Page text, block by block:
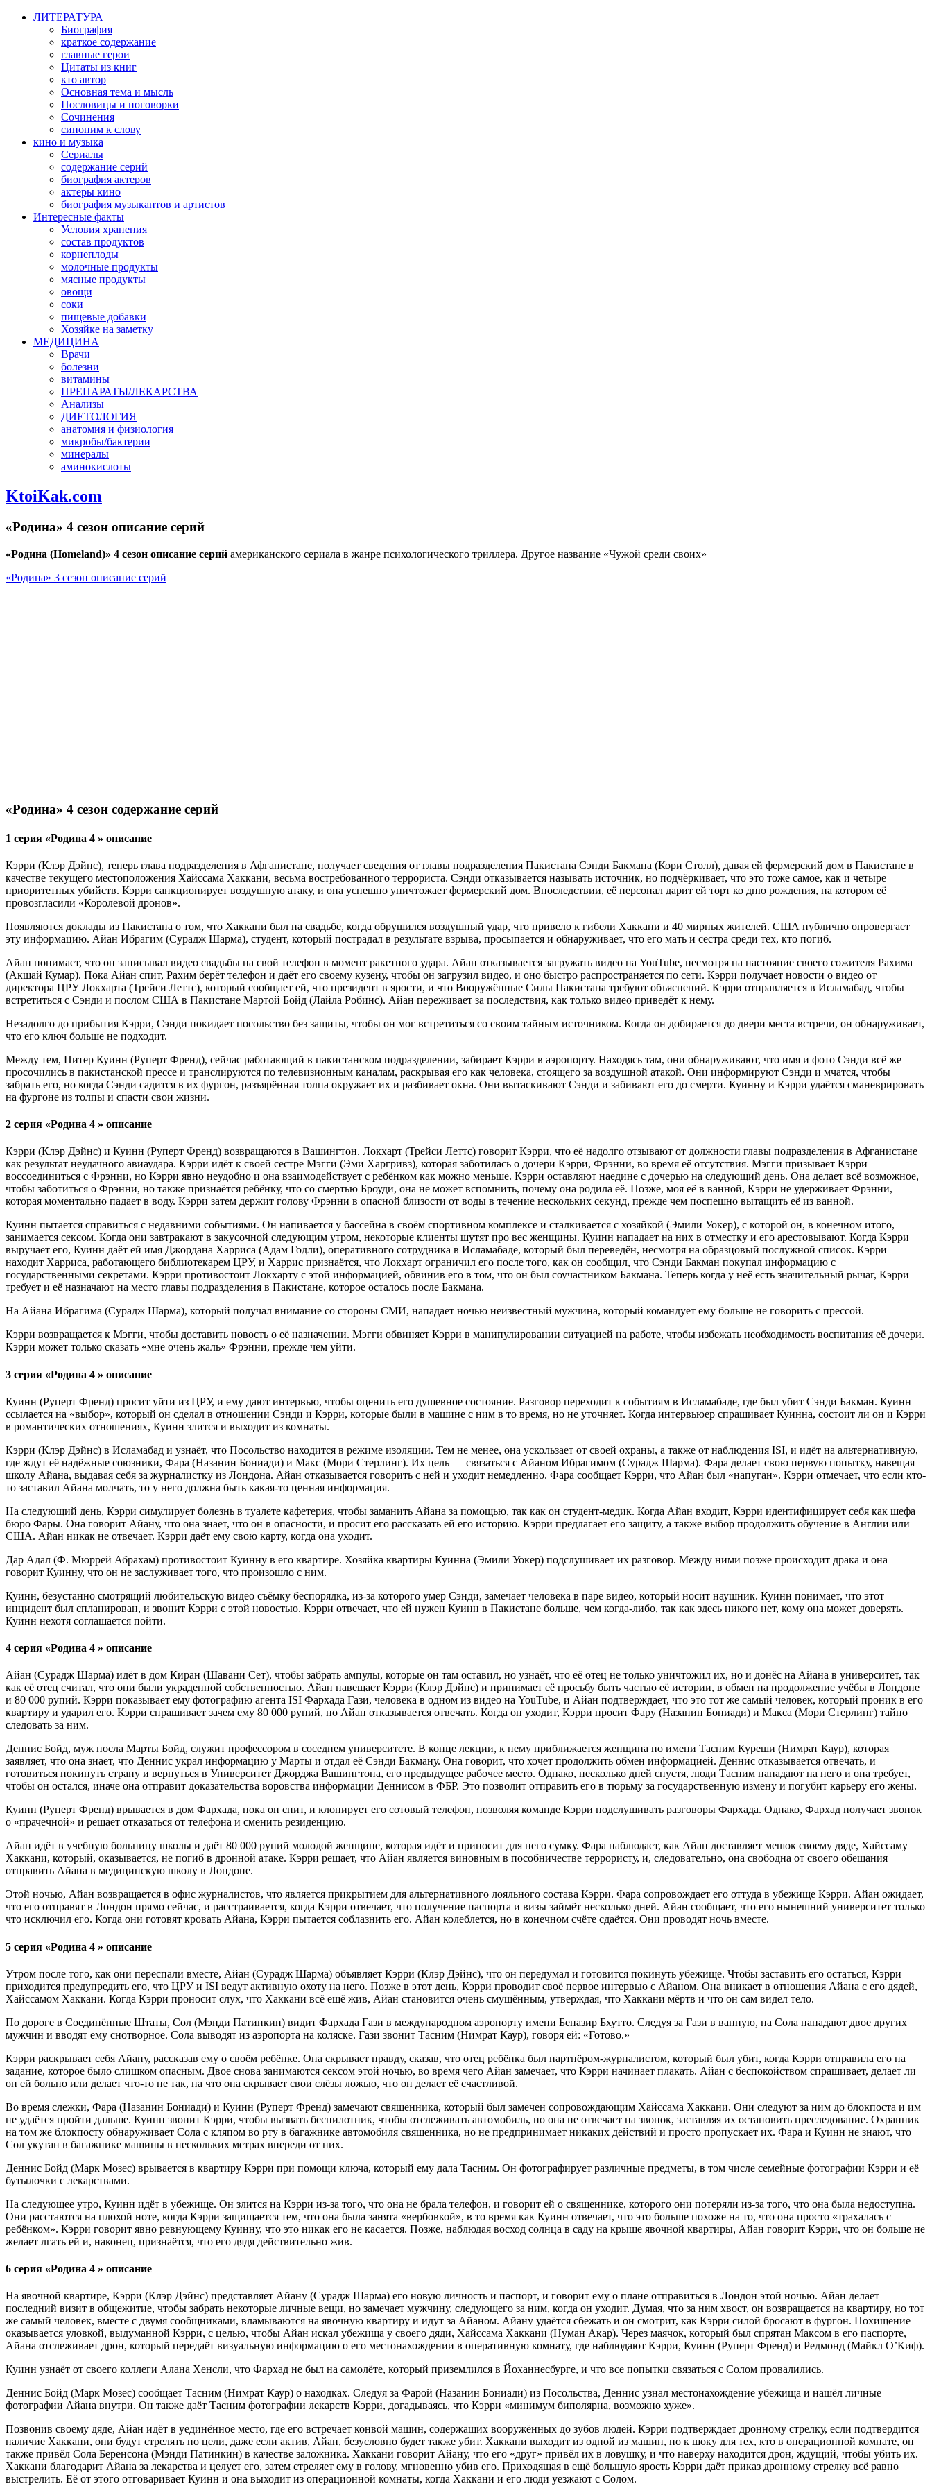
ЛИТЕРАТУРА
Биография
краткое содержание
главные герои
Цитаты из книг
кто автор
Основная тема и мысль
Пословицы и поговорки
Сочинения
синоним к слову
кино и музыка
Сериалы
содержание серий
биография актеров
актеры кино
биография музыкантов и артистов
Интересные факты
Условия хранения
состав продуктов
корнеплоды
молочные продукты
мясные продукты
овощи
соки
пищевые добавки
Хозяйке на заметку
МЕДИЦИНА
Врачи
болезни
витамины
ПРЕПАРАТЫ/ЛЕКАРСТВА
Анализы
ДИЕТОЛОГИЯ
анатомия и физиология
микробы/бактерии
минералы
аминокислоты
KtoiKak.com
«Родина» 4 сезон описание серий
«Родина (Homeland)» 4 сезон описание серий американского сериала в жанре психологического триллера. Другое название «Чужой среди своих»
«Родина» 3 сезон описание серий
«Родина» 4 сезон содержание серий
1 серия «Родина 4 » описание
Кэрри (Клэр Дэйнс), теперь глава подразделения в Афганистане, получает сведения от главы подразделения Пакистана Сэнди Бакмана (Кори Столл), давая ей фермерский дом в Пакистане в
качестве текущего местоположения Хайссама Хаккани, весьма востребованного террориста. Сэнди отказывается называть источник, но подчёркивает, что это тоже самое, как и четыре
приоритетных убийств. Кэрри санкционирует воздушную атаку, и она успешно уничтожает фермерский дом. Впоследствии, её персонал дарит ей торт ко дню рождения, на котором её
провозгласили «Королевой дронов».
Появляются доклады из Пакистана о том, что Хаккани был на свадьбе, когда обрушился воздушный удар, что привело к гибели Хаккани и 40 мирных жителей. США публично опровергает
эту информацию. Айан Ибрагим (Сурадж Шарма), студент, который пострадал в результате взрыва, просыпается и обнаруживает, что его мать и сестра среди тех, кто погиб.
Айан понимает, что он записывал видео свадьбы на свой телефон в момент ракетного удара. Айан отказывается загружать видео на YouTube, несмотря на настояние своего сожителя Рахима
(Акшай Кумар). Пока Айан спит, Рахим берёт телефон и даёт его своему кузену, чтобы он загрузил видео, и оно быстро распространяется по сети. Кэрри получает новости о видео от
директора ЦРУ Локхарта (Трейси Леттс), который сообщает ей, что президент в ярости, и что Вооружённые Силы Пакистана требуют объяснений. Кэрри отправляется в Исламабад, чтобы
встретиться с Сэнди и послом США в Пакистане Мартой Бойд (Лайла Робинс). Айан переживает за последствия, как только видео приведёт к нему.
Незадолго до прибытия Кэрри, Сэнди покидает посольство без защиты, чтобы он мог встретиться со своим тайным источником. Когда он добирается до двери места встречи, он обнаруживает,
что его ключ больше не подходит.
Между тем, Питер Куинн (Руперт Френд), сейчас работающий в пакистанском подразделении, забирает Кэрри в аэропорту. Находясь там, они обнаруживают, что имя и фото Сэнди всё же
просочились в пакистанской прессе и транслируются по телевизионным каналам, раскрывая его как человека, стоящего за воздушной атакой. Они информируют Сэнди и мчатся, чтобы
забрать его, но когда Сэнди садится в их фургон, разъярённая толпа окружает их и разбивает окна. Они вытаскивают Сэнди и забивают его до смерти. Куинну и Кэрри удаётся сманеврировать
на фургоне из толпы и спасти свои жизни.
2 серия «Родина 4 » описание
Кэрри (Клэр Дэйнс) и Куинн (Руперт Френд) возвращаются в Вашингтон. Локхарт (Трейси Леттс) говорит Кэрри, что её надолго отзывают от должности главы подразделения в Афганистане
как результат неудачного авиаудара. Кэрри идёт к своей сестре Мэгги (Эми Харгривз), которая заботилась о дочери Кэрри, Фрэнни, во время её отсутствия. Мэгги призывает Кэрри
воссоединиться с Фрэнни, но Кэрри явно неудобно и она взаимодействует с ребёнком как можно меньше. Кэрри оставляют наедине с дочерью на следующий день. Она делает всё возможное,
чтобы заботиться о Фрэнни, но также признаётся ребёнку, что со смертью Броуди, она не может вспомнить, почему она родила её. Позже, моя её в ванной, Кэрри не удерживает Фрэнни,
которая моментально падает в воду. Кэрри затем держит голову Фрэнни в опасной близости от воды в течение нескольких секунд, прежде чем поспешно вытащить её из ванной.
Куинн пытается справиться с недавними событиями. Он напивается у бассейна в своём спортивном комплексе и сталкивается с хозяйкой (Эмили Уокер), с которой он, в конечном итого,
занимается сексом. Когда они завтракают в закусочной следующим утром, некоторые клиенты шутят про вес женщины. Куинн нападает на них в отместку и его арестовывают. Когда Кэрри
выручает его, Куинн даёт ей имя Джордана Харриса (Адам Годли), оперативного сотрудника в Исламабаде, который был переведён, несмотря на образцовый послужной список. Кэрри
находит Харриса, работающего библиотекарем ЦРУ, и Харрис признаётся, что Локхарт ограничил его после того, как он сообщил, что Сэнди Бакман покупал информацию с
государственными секретами. Кэрри противостоит Локхарту с этой информацией, обвинив его в том, что он был соучастником Бакмана. Теперь когда у неё есть значительный рычаг, Кэрри
требует и её назначают на место главы подразделения в Пакистане, которое осталось после Бакмана.
На Айана Ибрагима (Сурадж Шарма), который получал внимание со стороны СМИ, нападает ночью неизвестный мужчина, который командует ему больше не говорить с прессой.
Кэрри возвращается к Мэгги, чтобы доставить новость о её назначении. Мэгги обвиняет Кэрри в манипулировании ситуацией на работе, чтобы избежать необходимость воспитания её дочери.
Кэрри может только сказать «мне очень жаль» Фрэнни, прежде чем уйти.
3 серия «Родина 4 » описание
Куинн (Руперт Френд) просит уйти из ЦРУ, и ему дают интервью, чтобы оценить его душевное состояние. Разговор переходит к событиям в Исламабаде, где был убит Сэнди Бакман. Куинн
ссылается на «выбор», который он сделал в отношении Сэнди и Кэрри, которые были в машине с ним в то время, но не уточняет. Когда интервьюер спрашивает Куинна, состоит ли он и Кэрри
в романтических отношениях, Куинн злится и выходит из комнаты.
Кэрри (Клэр Дэйнс) в Исламабад и узнаёт, что Посольство находится в режиме изоляции. Тем не менее, она ускользает от своей охраны, а также от наблюдения ISI, и идёт на альтернативную,
где ждут её надёжные союзники, Фара (Назанин Бониади) и Макс (Мори Стерлинг). Их цель — связаться с Айаном Ибрагимом (Сурадж Шарма). Фара делает свою первую попытку, навещая
школу Айана, выдавая себя за журналистку из Лондона. Айан отказывается говорить с ней и уходит немедленно. Фара сообщает Кэрри, что Айан был «напуган». Кэрри отмечает, что если кто-
то заставил Айана молчать, то у него должна быть какая-то ценная информация.
На следующий день, Кэрри симулирует болезнь в туалете кафетерия, чтобы заманить Айана за помощью, так как он студент-медик. Когда Айан входит, Кэрри идентифицирует себя как шефа
бюро Фары. Она говорит Айану, что она знает, что он в опасности, и просит его рассказать ей его историю. Кэрри предлагает его защиту, а также выбор продолжить обучение в Англии или
США. Айан никак не отвечает. Кэрри даёт ему свою карту, когда она уходит.
Дар Адал (Ф. Мюррей Абрахам) противостоит Куинну в его квартире. Хозяйка квартиры Куинна (Эмили Уокер) подслушивает их разговор. Между ними позже происходит драка и она
говорит Куинну, что он не заслуживает того, что произошло с ним.
Куинн, безустанно смотрящий любительскую видео съёмку беспорядка, из-за которого умер Сэнди, замечает человека в паре видео, который носит наушник. Куинн понимает, что этот
инцидент был спланирован, и звонит Кэрри с этой новостью. Кэрри отвечает, что ей нужен Куинн в Пакистане больше, чем когда-либо, так как здесь никого нет, кому она может доверять.
Куинн нехотя соглашается пойти.
4 серия «Родина 4 » описание
Айан (Сурадж Шарма) идёт в дом Киран (Шавани Сет), чтобы забрать ампулы, которые он там оставил, но узнаёт, что её отец не только уничтожил их, но и донёс на Айана в университет, так
как её отец считал, что они были украденной собственностью. Айан навещает Кэрри (Клэр Дэйнс) и принимает её просьбу быть частью её истории, в обмен на продолжение учёбы в Лондоне
и 80 000 рупий. Кэрри показывает ему фотографию агента ISI Фархада Гази, человека в одном из видео на YouTube, и Айан подтверждает, что это тот же самый человек, который проник в его
квартиру и ударил его. Кэрри спрашивает зачем ему 80 000 рупий, но Айан отказывается отвечать. Когда он уходит, Кэрри просит Фару (Назанин Бониади) и Макса (Мори Стерлинг) тайно
следовать за ним.
Деннис Бойд, муж посла Марты Бойд, служит профессором в соседнем университете. В конце лекции, к нему приближается женщина по имени Тасним Куреши (Нимрат Каур), которая
заявляет, что она знает, что Деннис украл информацию у Марты и отдал её Сэнди Бакману. Она говорит, что хочет продолжить обмен информацией. Деннис отказывается отвечать, и
готовиться покинуть страну и вернуться в Университет Джорджа Вашингтона, его предыдущее рабочее место. Однако, несколько дней спустя, люди Тасним нападают на него и она требует,
чтобы он остался, иначе она отправит доказательства воровства информации Деннисом в ФБР. Это позволит отправить его в тюрьму за государственную измену и погубит карьеру его жены.
Куинн (Руперт Френд) врывается в дом Фархада, пока он спит, и клонирует его сотовый телефон, позволяя команде Кэрри подслушивать разговоры Фархада. Однако, Фархад получает звонок
о «прачечной» и решает отказаться от телефона и сменить резиденцию.
Айан идёт в учебную больницу школы и даёт 80 000 рупий молодой женщине, которая идёт и приносит для него сумку. Фара наблюдает, как Айан доставляет мешок своему дяде, Хайссаму
Хаккани, который, оказывается, не погиб в дронной атаке. Кэрри решает, что Айан является виновным в пособничестве террористу, и, следовательно, она свободна от своего обещания
отправить Айана в медицинскую школу в Лондоне.
Этой ночью, Айан возвращается в офис журналистов, что является прикрытием для альтернативного лояльного состава Кэрри. Фара сопровождает его оттуда в убежище Кэрри. Айан ожидает,
что его отправят в Лондон прямо сейчас, и расстраивается, когда Кэрри отвечает, что получение паспорта и визы займёт несколько дней. Айан сообщает, что его нынешний университет только
что исключил его. Когда они готовят кровать Айана, Кэрри пытается соблазнить его. Айан колеблется, но в конечном счёте сдаётся. Они проводят ночь вместе.
5 серия «Родина 4 » описание
Утром после того, как они переспали вместе, Айан (Сурадж Шарма) объявляет Кэрри (Клэр Дэйнс), что он передумал и готовится покинуть убежище. Чтобы заставить его остаться, Кэрри
приходится предупредить его, что ЦРУ и ISI ведут активную охоту на него. Позже в этот день, Кэрри проводит своё первое интервью с Айаном. Она вникает в отношения Айана с его дядей,
Хайссамом Хаккани. Когда Кэрри проносит слух, что Хаккани всё ещё жив, Айан становится очень смущённым, утверждая, что Хаккани мёртв и что он сам видел тело.
По дороге в Соединённые Штаты, Сол (Мэнди Патинкин) видит Фархада Гази в международном аэропорту имени Беназир Бхутто. Следуя за Гази в ванную, на Сола нападают двое других
мужчин и вводят ему снотворное. Сола выводят из аэропорта на коляске. Гази звонит Тасним (Нимрат Каур), говоря ей: «Готово.»
Кэрри раскрывает себя Айану, рассказав ему о своём ребёнке. Она скрывает правду, сказав, что отец ребёнка был партнёром-журналистом, который был убит, когда Кэрри отправила его на
задание, которое было слишком опасным. Двое снова занимаются сексом этой ночью, во время чего Айан замечает, что Кэрри начинает плакать. Айан с беспокойством спрашивает, делает ли
он ей больно или делает что-то не так, на что она скрывает свои слёзы ложью, что он делает её счастливой.
Во время слежки, Фара (Назанин Бониади) и Куинн (Руперт Френд) замечают священника, который был замечен сопровождающим Хайссама Хаккани. Они следуют за ним до блокпоста и им
не удаётся пройти дальше. Куинн звонит Кэрри, чтобы вызвать беспилотник, чтобы отслеживать автомобиль, но она не отвечает на звонок, заставляя их остановить преследование. Охранник
на том же блокпосту обнаруживает Сола с кляпом во рту в багажнике автомобиля священника, но не предпринимает никаких действий и просто пропускает их. Фара и Куинн не знают, что
Сол укутан в багажнике машины в нескольких метрах впереди от них.
Деннис Бойд (Марк Мозес) врывается в квартиру Кэрри при помощи ключа, который ему дала Тасним. Он фотографирует различные предметы, в том числе семейные фотографии Кэрри и её
бутылочки с лекарствами.
На следующее утро, Куинн идёт в убежище. Он злится на Кэрри из-за того, что она не брала телефон, и говорит ей о священнике, которого они потеряли из-за того, что она была недоступна.
Они расстаются на плохой ноте, когда Кэрри защищается тем, что она была занята «вербовкой», в то время как Куинн отвечает, что это больше похоже на то, что она просто «трахалась с
ребёнком». Кэрри говорит явно ревнующему Куинну, что это никак его не касается. Позже, наблюдая восход солнца в саду на крыше явочной квартиры, Айан говорит Кэрри, что он больше не
желает лгать ей и, наконец, признаётся, что его дядя действительно жив.
6 серия «Родина 4 » описание
На явочной квартире, Кэрри (Клэр Дэйнс) представляет Айану (Сурадж Шарма) его новую личность и паспорт, и говорит ему о плане отправиться в Лондон этой ночью. Айан делает
последний визит в общежитие, чтобы забрать некоторые личные вещи, но замечает мужчину, следующего за ним, когда он уходит. Думая, что за ним хвост, он возвращается на квартиру, но тот
же самый человек, вместе с двумя сообщниками, вламываются на явочную квартиру и идут за Айаном. Айану удаётся сбежать и он смотрит, как Кэрри силой бросают в фургон. Похищение
оказывается уловкой, выдуманной Кэрри, с целью, чтобы Айан искал убежища у своего дяди, Хайссама Хаккани (Нуман Акар). Через маячок, который был спрятан Максом в его паспорте,
Айана отслеживает дрон, который передаёт визуальную информацию о его местонахождении в оперативную комнату, где наблюдают Кэрри, Куинн (Руперт Френд) и Редмонд (Майкл О’Киф).
Куинн узнаёт от своего коллеги Алана Хенсли, что Фархад не был на самолёте, который приземлился в Йоханнесбурге, и что все попытки связаться с Солом провалились.
Деннис Бойд (Марк Мозес) сообщает Тасним (Нимрат Каур) о находках. Следуя за Фарой (Назанин Бониади) из Посольства, Деннис узнал местонахождение убежища и нашёл личные
фотографии Айана внутри. Он также даёт Тасним фотографии лекарств Кэрри, догадываясь, что Кэрри «минимум биполярна, возможно хуже».
Позвонив своему дяде, Айан идёт в уединённое место, где его встречает конвой машин, содержащих вооружённых до зубов людей. Кэрри подтверждает дронному стрелку, если подтвердится
наличие Хаккани, они будут стрелять по цели, даже если актив, Айан, безусловно будет также убит. Хаккани выходит из одной из машин, но к шоку для тех, кто в операционной комнате, он
также привёл Сола Беренсона (Мэнди Патинкин) в качестве заложника. Хаккани говорит Айану, что его «друг» привёл их в ловушку, и что наверху находится дрон, ждущий, чтобы убить их.
Хаккани благодарит Айана за лекарства и целует его, затем стреляет ему в голову, мгновенно убив его. Приходящая в ещё большую ярость Кэрри даёт приказ дронному стрелку всё равно
выстрелить. Её от этого отговаривает Куинн и она выходит из операционной комнаты, когда Хаккани и его люди уезжают с Солом.